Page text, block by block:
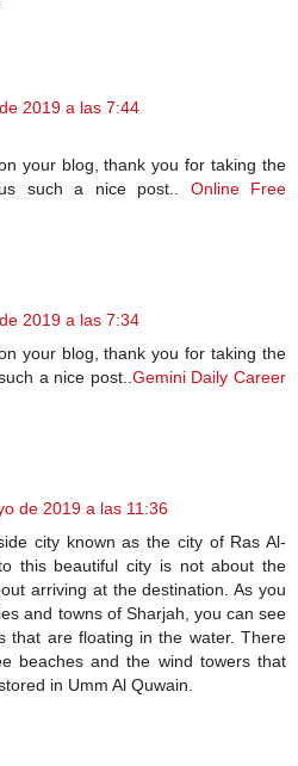
2019 a las 7:44
your blog, thank you for taking the
such a nice post.. Online Free
2019 a las 7:34
your blog, thank you for taking the
a nice post.. Gemini Daily Career
de 2019 a las 11:36
city known as the city of Ras Al-
this beautiful city is not about the
arriving at the destination. As you
and towns of Sharjah, you can see
that are floating in the water. There
beaches and the wind towers that
in Umm Al Quwain.